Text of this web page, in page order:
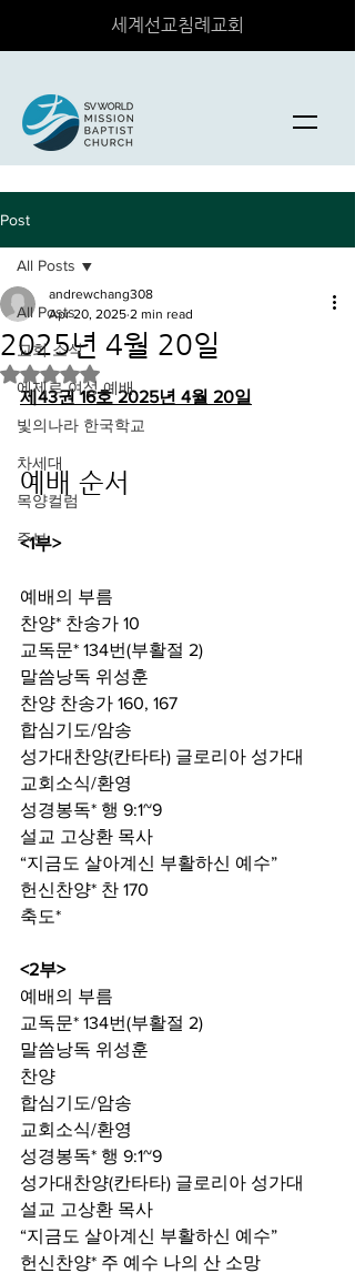
세계선교침례교회
Post
All Posts
교회 소식
에제르 여성 예배
빛의나라 한국학교
차세대
목양컬럼
주보
All Posts
2025년 4월 20일
andrewchang308
Apr 20, 2025 2 min read
Rated NaN out of 5 stars.
제43권 16호 2025년 4월 20일
예배 순서
<1부>
예배의 부름
찬양* 찬송가 10
교독문* 134번(부활절 2)
말씀낭독 위성훈
찬양 찬송가 160, 167
합심기도/암송
성가대찬양(칸타타) 글로리아 성가대
교회소식/환영
성경봉독* 행 9:1~9
설교 고상환 목사
“지금도 살아계신 부활하신 예수”
헌신찬양* 찬 170
축도*
<2부>
예배의 부름
교독문* 134번(부활절 2)
말씀낭독 위성훈
찬양
합심기도/암송
교회소식/환영
성경봉독* 행 9:1~9
성가대찬양(칸타타) 글로리아 성가대
설교 고상환 목사
“지금도 살아계신 부활하신 예수”
헌신찬양* 주 예수 나의 산 소망